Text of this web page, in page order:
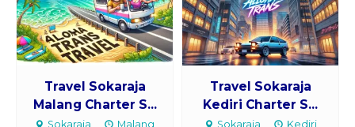
Travel Sokaraja
Malang Charter S...
Sokaraja Malang
Travel Sokaraja
Kediri Charter S...
Sokaraja Kediri